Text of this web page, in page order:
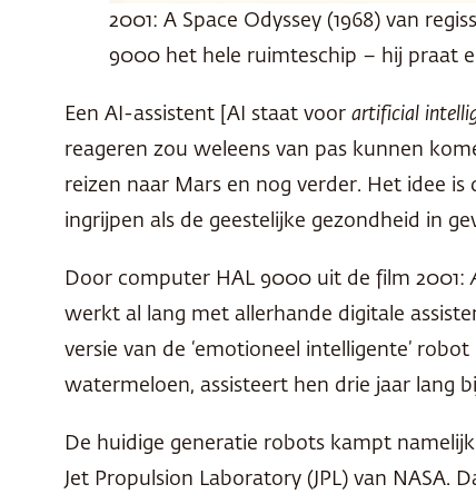
2001: A Space Odyssey (1968) van
9000 het hele ruimteschip – hij praat
Een AI-assistent [AI staat voor artificial
reageren zou weleens van pas kunnen
reizen naar Mars en nog verder. Het idee
ingrijpen als de geestelijke gezondheid in
Door computer HAL 9000 uit de film 2001:
werkt al lang met allerhande digitale
versie van de ‘emotioneel intelligente’ robot
watermeloen, assisteert hen drie jaar lang
De huidige generatie robots kampt
Jet Propulsion Laboratory (JPL) van NASA.